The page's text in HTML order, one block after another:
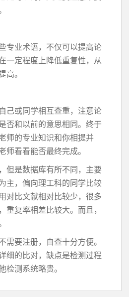
专业术语，不仅可以提高论
一定程度上降低重复性，从
高。
己或同学相互查重，注意论
否和以前的意思相同。终于
师的专业知识和你相提并
师看看能否最终完成。
但是数据库有所不同，主要
主，偏向理工科的同学比较
对比文献相对比较少，很多
重复率相差比较大。而且，
需要注册，自查十分方便。
细的比对，缺点是检测过程
检测系统略贵。